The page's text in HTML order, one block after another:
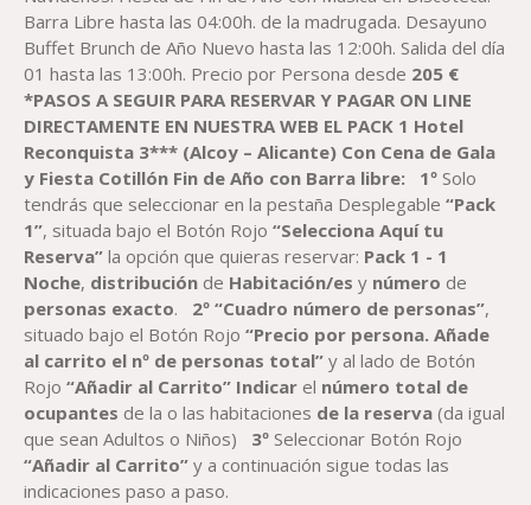
Barra Libre hasta las 04:00h. de la madrugada. Desayuno
Buffet Brunch de Año Nuevo hasta las 12:00h. Salida del día
01 hasta las 13:00h. Precio por Persona desde 205 €
*PASOS A SEGUIR PARA RESERVARY PAGAR ON LINE
DIRECTAMENTE EN NUESTRA WEB EL PACK 1 Hotel
Reconquista 3*** (Alcoy – Alicante) Con Cena de Gala
y Fiesta Cotillón Fin de Año con Barra libre: 1ºSolo
tendrás que seleccionar en la pestaña Desplegable“Pack
1”, situada bajo el Botón Rojo“Selecciona Aquí tu
Reserva” la opción que quieras reservar: Pack 1 - 1
Noche, distribución de Habitación/es y número de
personas exacto. 2º “Cuadro número de personas”,
situado bajo el Botón Rojo“Precio por persona. Añade
al carrito el nº de personas total”y al lado de Botón
Rojo“Añadir al Carrito” Indicar el número total de
ocupantes de la o las habitaciones de la reserva (da igual
que sean Adultos o Niños)
3º Seleccionar Botón Rojo
“Añadir al Carrito” y a continuación sigue todas las
indicaciones paso a paso.